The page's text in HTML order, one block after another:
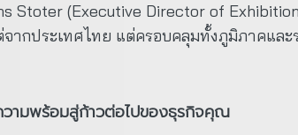
Stoter (Executive Director of
จากประเทศไทย แต่ครอบคลุมทั้งภูมิภาคและ
วามพร้อมสู่ก้าวต่อไปของธุรกิจคุณ